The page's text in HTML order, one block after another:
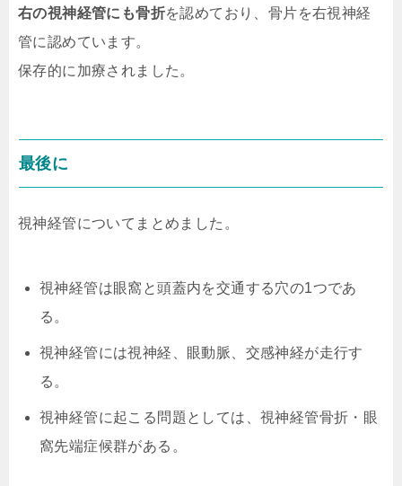
右の視神経管にも骨折を認めており、骨片を右視神経
管に認めています。
保存的に加療されました。
最後に
視神経管についてまとめました。
視神経管は眼窩と頭蓋内を交通する穴の1つであ
る。
視神経管には視神経、眼動脈、交感神経が走行す
る。
視神経管に起こる問題としては、視神経管骨折・眼
窩先端症候群がある。